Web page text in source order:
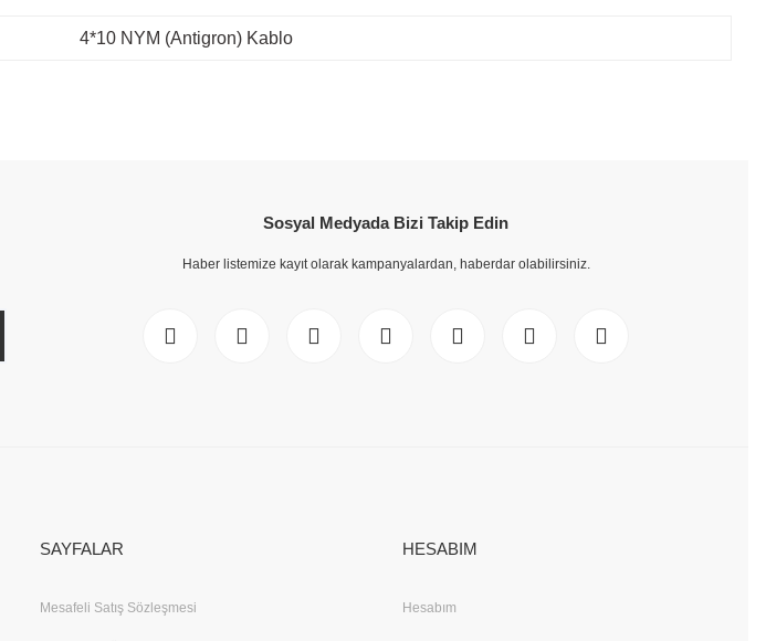
4*10 NYM (Antigron) Kablo
Sosyal Medyada Bizi Takip Edin
Haber listemize kayıt olarak kampanyalardan, haberdar olabilirsiniz.
SAYFALAR
Mesafeli Satış Sözleşmesi
HESABIM
Hesabım